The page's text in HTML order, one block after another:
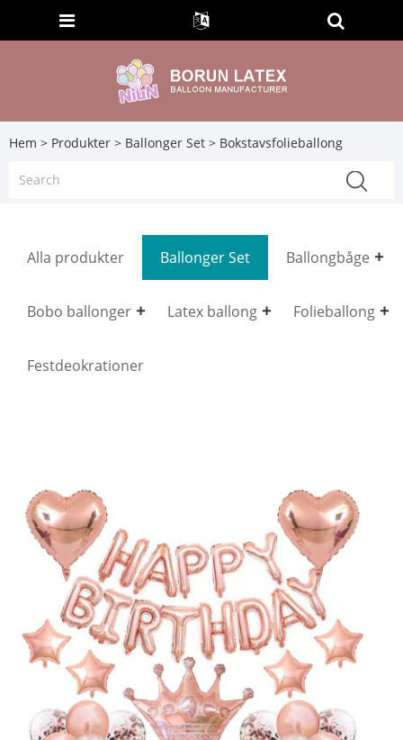
Hem > Produkter > Ballonger Set > Bokstavsfolieballong
Alla produkter Ballonger Set Ballongbåge
Bobo ballonger Latex ballong Folieballong
Festdeokrationer